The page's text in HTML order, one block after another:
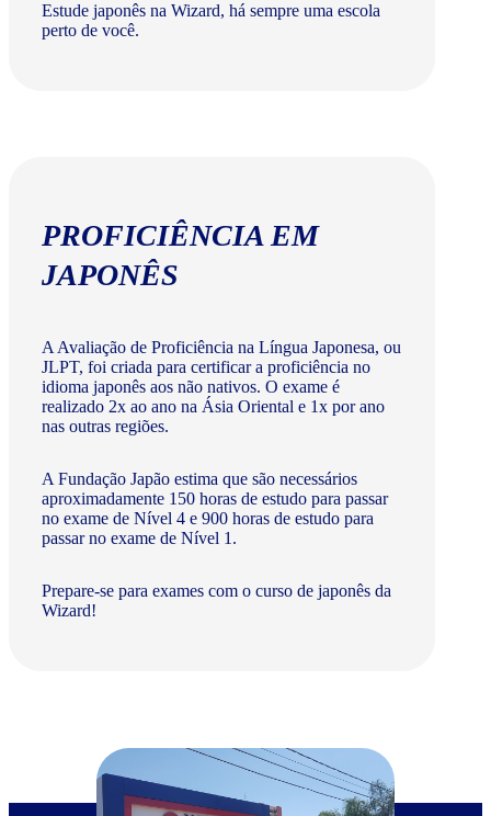
Estude japonês na Wizard, há sempre uma escola
perto de você.
PROFICIÊNCIA EM
JAPONÊS
A Avaliação de Proficiência na Língua Japonesa, ou
JLPT, foi criada para certificar a proficiência no
idioma japonês aos não nativos. O exame é
realizado 2x ao ano na Ásia Oriental e 1x por ano
nas outras regiões.
A Fundação Japão estima que são necessários
aproximadamente 150 horas de estudo para passar
no exame de Nível 4 e 900 horas de estudo para
passar no exame de Nível 1.
Prepare-se para exames com o curso de japonês da
Wizard!